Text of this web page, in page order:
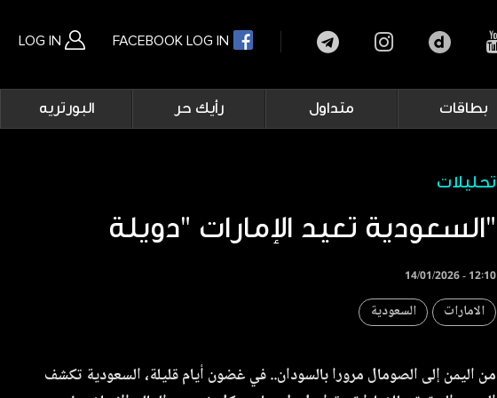
LOG IN FACEBOOK LOG IN
Main
navigation
بطاقات متداول رأيك حر البورتريه
تحليلات
السعودية تعيد الإمارات "دويلة"
14/01/2026 - 12:10
الامارات السعودية
من اليمن إلى الصومال مرورا بالسودان.. في غضون أيام قليلة، السعودية تكشف